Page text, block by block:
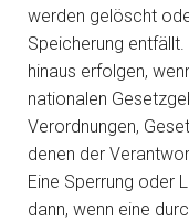
werden gelöscht
Speicherung
hinaus erfolgen,
nationalen
Verordnungen,
denen der
Eine Sperrung oder
dann, wenn eine